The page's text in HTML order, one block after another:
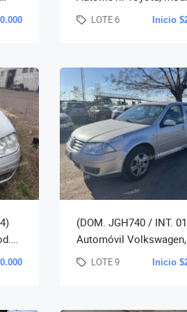
Corolla xei 1.8 a/t, año
LOTE 6 Inicio
(DOM. JGH740 / INT.
Automóvil
Bora tdi, año 2010.
LOTE 9 Inicio